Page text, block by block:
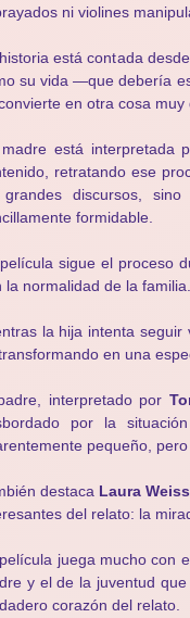
ni violines
está contada
su vida —que debería
en otra cosa muy
está interpretada
retratando ese
discursos,
formidable.
sigue el proceso
la normalidad de la familia.
la hija intenta
en una
interpretado por
por la
pequeño,
destaca Laura
del relato: la
juega mucho con
y el de la juventud
corazón del relato.